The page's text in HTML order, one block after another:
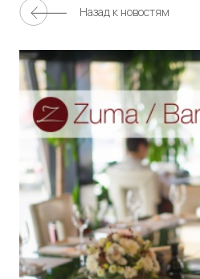
Назад к новостям